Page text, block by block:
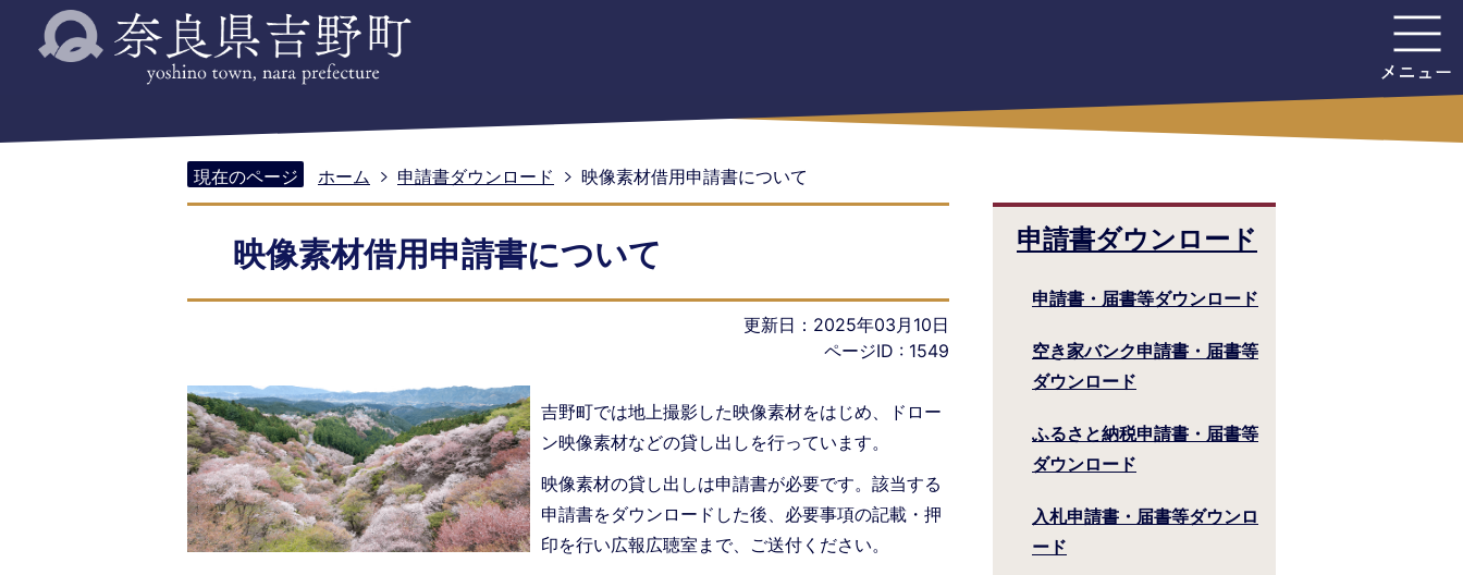
現在のページ ホーム 申請書ダウンロード 映像素材借用申請書について
映像素材借用申請書について
更新日：2025年03月10日
ページID : 1549
吉野町では地上撮影した映像素材をはじめ、ドロー
ン映像素材などの貸し出しを行っています。
映像素材の貸し出しは申請書が必要です。該当する
申請書をダウンロードした後、必要事項の記載・押
印を行い広報広聴室まで、ご送付ください。
申請書ダウンロード
申請書・届書等ダウンロード
空き家バンク申請書・届書等
ダウンロード
ふるさと納税申請書・届書等
ダウンロード
入札申請書・届書等ダウンロ
ード